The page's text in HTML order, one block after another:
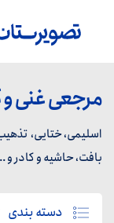
مرجعی غنی و
اسلیمی، ختایی،
بافت، حاشیه و کادر و
دسته بندی